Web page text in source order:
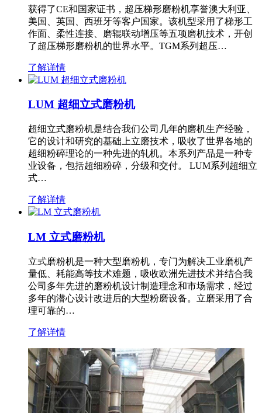
获得了CE和国家证书，超压梯形磨粉机享誉澳大利亚、
美国、英国、西班牙等客户国家。该机型采用了梯形工
作面、柔性连接、磨辊联动增压等五项磨机技术，开创
了超压梯形磨粉机的世界水平。TGM系列超压…
了解详情
LUM 超细立式磨粉机
超细立式磨粉机是结合我们公司几年的磨机生产经验，
它的设计和研究的基础上立磨技术，吸收了世界各地的
超细粉碎理论的一种先进的轧机。本系列产品是一种专
业设备，包括超细粉碎，分级和交付。 LUM系列超细立
式…
了解详情
LM 立式磨粉机
立式磨粉机是一种大型磨粉机，专门为解决工业磨机产
量低、耗能高等技术难题，吸收欧洲先进技术并结合我
公司多年先进的磨粉机设计制造理念和市场需求，经过
多年的潜心设计改进后的大型粉磨设备。立磨采用了合
理可靠的…
了解详情